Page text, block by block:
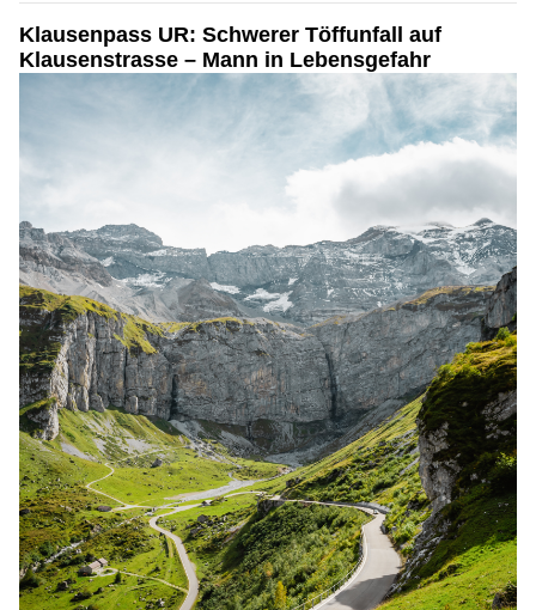
Klausenpass UR: Schwerer Töffunfall auf
Klausenstrasse – Mann in Lebensgefahr